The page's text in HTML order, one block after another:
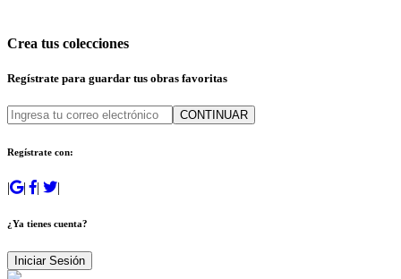
Crea tus colecciones
Regístrate para guardar tus obras favoritas
CONTINUAR
Regístrate con:
| | | |
¿Ya tienes cuenta?
Iniciar Sesión